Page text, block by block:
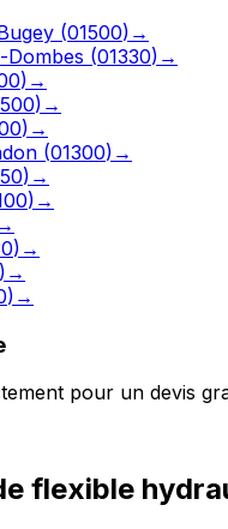
(01500) →
Dombes (01330) →
) →
) →
) →
(01300) →
) →
) →
→
) →
) →
) →
pour un devis
flexible